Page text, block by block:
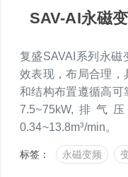
SAV-AI永磁
复盛SAVAI系列永磁
效表现，布局合理
和结构布置遵循高可
7.5~75kW,排气
0.34~13.8m³/min。
标签： 永磁变频